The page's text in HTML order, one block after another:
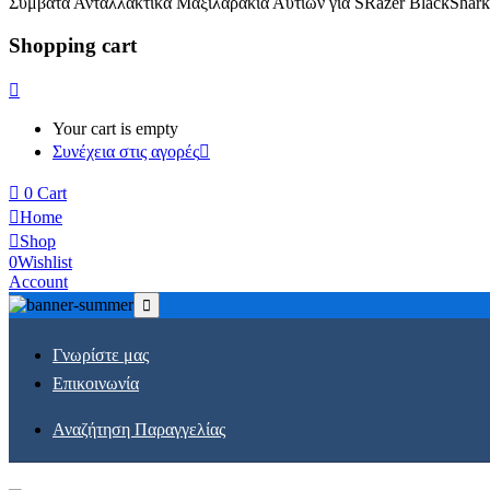
Shopping cart
Your cart is empty
Συνέχεια στις αγορές
0 Cart
Home
Shop
0Wishlist
Account
Γνωρίστε μας
Επικοινωνία
Αναζήτηση Παραγγελίας